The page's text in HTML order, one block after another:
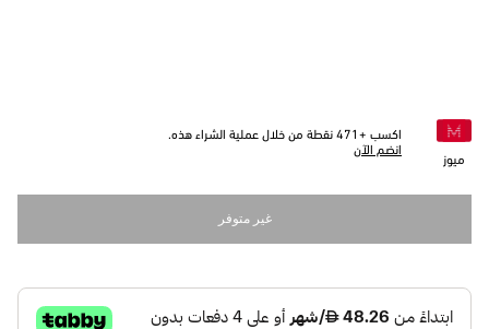
ميوز
اكسب + 471 نقطة من خلال عملية الشراء هذه.
انضم الآن
غير متوفر